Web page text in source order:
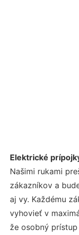
Elektrické
Našimi rukami
zákazníkov a
aj vy. Každému
vyhovieť v
že osobný